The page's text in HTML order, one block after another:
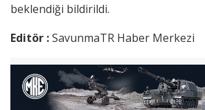
beklendiği bildirildi.
Editör :SavunmaTR Haber Merkezi